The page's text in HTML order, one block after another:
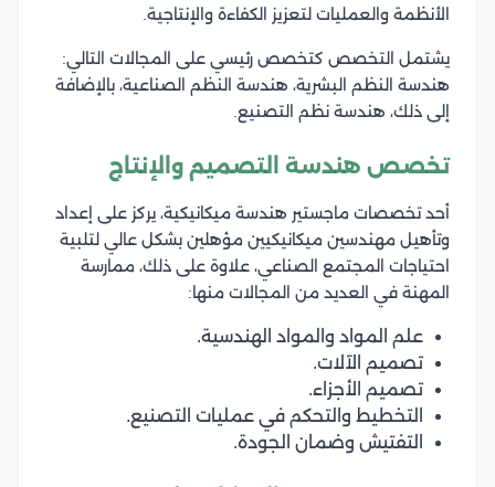
الأنظمة والعمليات لتعزيز الكفاءة والإنتاجية.
يشتمل التخصص كتخصص رئيسي على المجالات التالي:
هندسة النظم البشرية، هندسة النظم الصناعية، بالإضافة
إلى ذلك، هندسة نظم التصنيع.
تخصص هندسة التصميم والإنتاج
أحد تخصصات ماجستير هندسة ميكانيكية، يركز على إعداد
وتأهيل مهندسين ميكانيكيين مؤهلين بشكل عالي لتلبية
احتياجات المجتمع الصناعي، علاوة على ذلك، ممارسة
المهنة في العديد من المجالات منها:
علم المواد والمواد الهندسية.
تصميم الآلات.
تصميم الأجزاء.
التخطيط والتحكم في عمليات التصنيع.
التفتيش وضمان الجودة.